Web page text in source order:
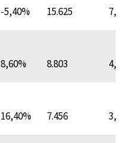
-5,40% 15.625
8,60% 8.803
16,40% 7.456